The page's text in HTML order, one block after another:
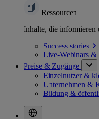
Ressourcen
Inhalte, die informieren
Success stories
Live-Webinars &
Preise & Zugänge
Einzelnutzer &
Unternehmen &
Bildung &